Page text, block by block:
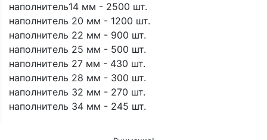
наполнитель14 мм - 2500 шт.
наполнитель 20 мм - 1200 шт.
наполнитель 22 мм - 900 шт.
наполнитель 25 мм - 500 шт.
наполнитель 27 мм - 430 шт.
наполнитель 28 мм - 300 шт.
наполнитель 32 мм - 270 шт.
наполнитель 34 мм - 245 шт.
В цену базовой комплектации автомата входит: